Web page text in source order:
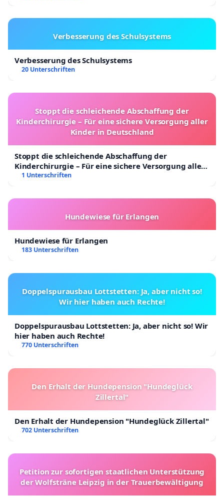
Verbesserung des Schulsystems
Verbesserung des Schulsystems
20 Unterschriften
Stoppt die schleichende Abschaffung der
Kinderchirurgie – Für eine sichere Versorgung aller
Kinder in Deutschland
Stoppt die schleichende Abschaffung der
Kinderchirurgie – Für eine sichere Versorgung aller
Kinder in Deutschland
1 Unterschriften
Hundewiese für Erlangen
Hundewiese für Erlangen
183 Unterschriften
Doppelspurausbau Lottstetten: Ja, aber nicht so!
Wir hier haben auch Rechte!
Doppelspurausbau Lottstetten: Ja, aber nicht so! Wir
hier haben auch Rechte!
770 Unterschriften
Den Erhalt der Hundepension "Hundeglück
Zillertal"
Den Erhalt der Hundepension "Hundeglück Zillertal"
702 Unterschriften
Petition zur sofortigen staatlichen Unterstützung
der Wolfsträne Leipzig in der Trauerbewältigung